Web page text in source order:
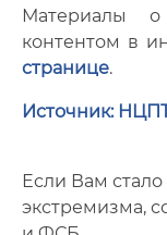
Если Вам
экстремизма,
Материалы
контентом в
странице.
Источник: